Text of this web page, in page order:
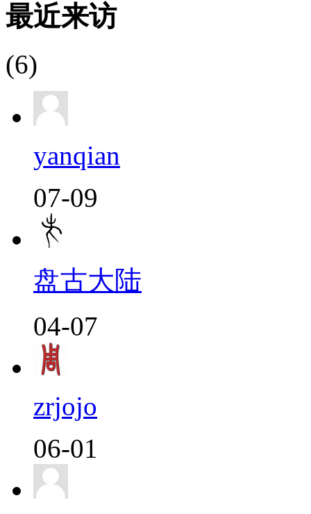
最近来访
(6)
yanqian
07-09
盘古大陆
04-07
zrjojo
06-01